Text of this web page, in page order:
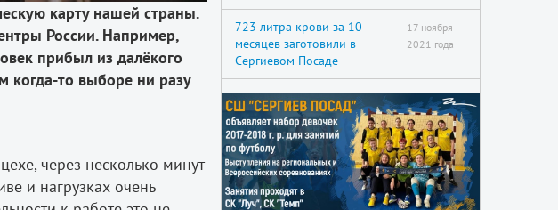
карту нашей страны.
России. Например,
прибыл из далёкого
когда-то выборе ни разу
через несколько минут
и нагрузках очень
723 литра крови за 10
месяцев заготовили в
Сергиевом Посаде
17 ноября
2021 года